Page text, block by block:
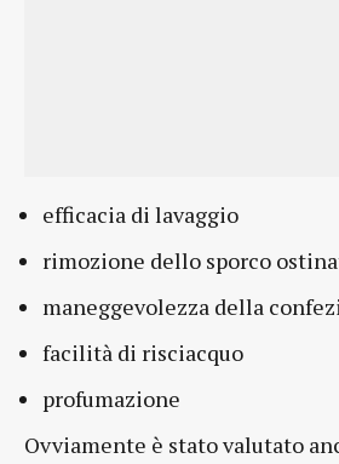
efficacia di lavaggio
rimozione dello sporco
maneggevolezza della
facilità di risciacquo
profumazione
Ovviamente è stato valutato